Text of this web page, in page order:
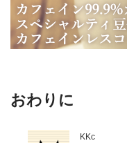
おわりに
KKc